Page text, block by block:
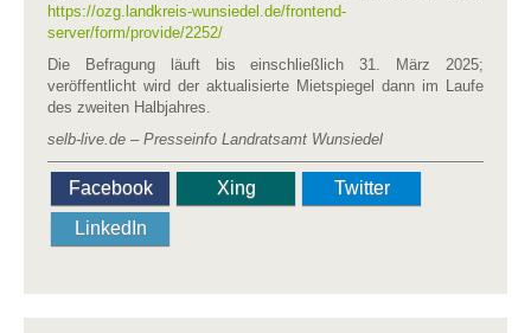
https://ozg.landkreis-wunsiedel.de/frontend-
server/form/provide/2252/
Die Befragung läuft bis einschließlich 31. März 2025;
veröffentlicht wird der aktualisierte Mietspiegel dann im Laufe
des zweiten Halbjahres.
selb-live.de – Presseinfo Landratsamt Wunsiedel
Facebook Xing
Twitter
LinkedIn